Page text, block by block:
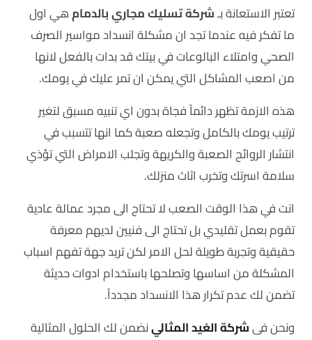
تعتبر الاستعانة بـشركة تسليك مجاري بالدمامهي اول
ما تفكر فيه عندما تجد ان مشكلة انسداد مواسير الصرف
الصحي وامتلاء البالوعات في بيتك قد بدات بالفعل لانها
من اصعب المشاكل التي يمكن ان تمر عليك في يومك.
هذه الازمة تظهر دائماً فجاة بدون اي تنبيه مسبق لتغير
ترتيب يومك بالكامل وتجعله صعبة كما انها تتسبب في
انتشار الروائح الصعبة والكريهة وتجلب الامراض التي تؤذي
سلامة اسرتك وتخرب اثاث منزلك.
انت في هذا الوقت الصعب لا تحتاج الى مجرد عمالة عادية
تقوم بعمل تقليدي بل تحتاج الى فنيين لديهم معرفة
حقيقية وتجربة طويلة لحل الامر لكن تريد جهة تفهم اسباب
المشكلة من اساسها وتصلحها باستخدام ادوات حديثة
تضمن لك عدم تكرار هذا الانسداد مجدداً.
ونحن فىشركة الغيد المثالينضمن لك الحلول المثالية